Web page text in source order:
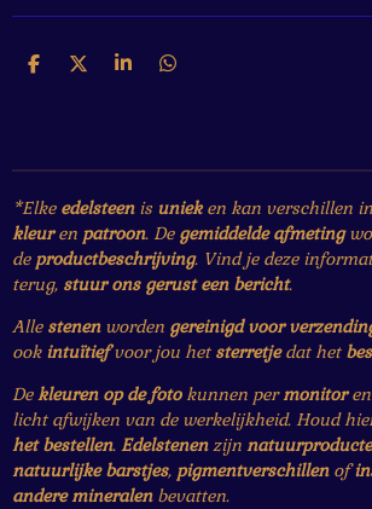
D
D
S
D
*Elke edelsteenis unieken kan verschillen in
kleuren patroon. De gemiddelde afmeting
de productbeschrijving. Vind je deze
terug, stuur ons gerust een bericht.
Alle stenenworden gereinigd voor
ook intuïtiefvoor jou het sterretjedat het
Dekleuren op de fotokunnen permonitor
licht afwijken van de werkelijkheid. Houd
het bestellen. Edelstenenzijn
natuurlijke barstjes, pigmentverschillenof
andere mineralenbevatten.